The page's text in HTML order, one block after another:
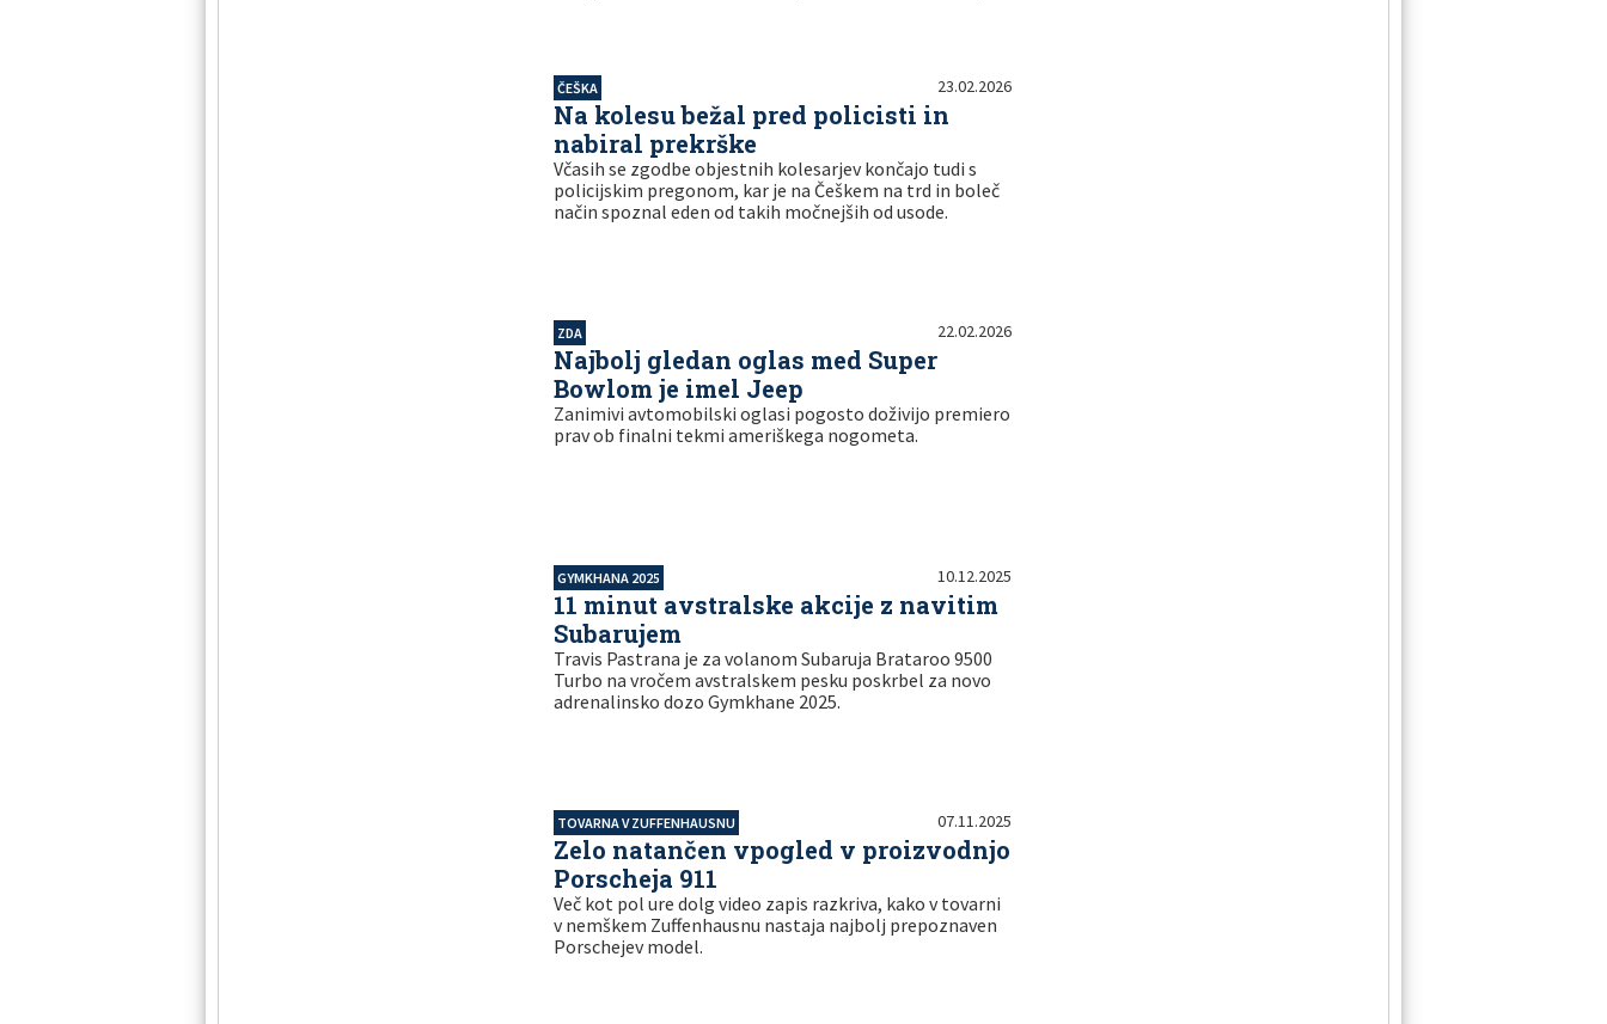
ČEŠKA 23.02.2026
Na kolesu bežal pred policisti in
nabiral prekrške
Včasih se zgodbe objestnih kolesarjev končajo tudi s
policijskim pregonom, kar je na Češkem na trd in boleč
način spoznal eden od takih močnejših od usode.
ZDA 22.02.2026
Najbolj gledan oglas med Super
Bowlom je imel Jeep
Zanimivi avtomobilski oglasi pogosto doživijo premiero
prav ob finalni tekmi ameriškega nogometa.
GYMKHANA 2025 10.12.2025
11 minut avstralske akcije z navitim
Subarujem
Travis Pastrana je za volanom Subaruja Brataroo 9500
Turbo na vročem avstralskem pesku poskrbel za novo
adrenalinsko dozo Gymkhane 2025.
TOVARNA V ZUFFENHAUSNU 07.11.2025
Zelo natančen vpogled v proizvodnjo
Porscheja 911
Več kot pol ure dolg video zapis razkriva, kako v tovarni
v nemškem Zuffenhausnu nastaja najbolj prepoznaven
Porschejev model.